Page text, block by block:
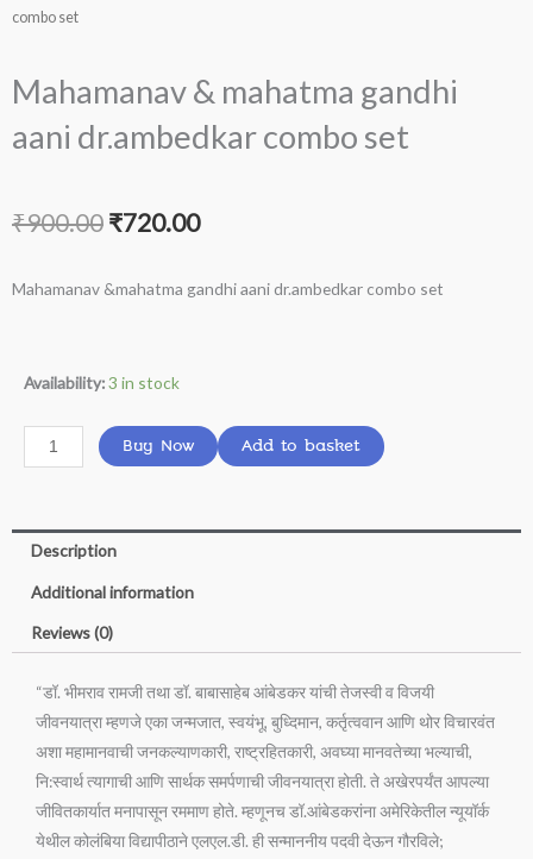
combo set
Mahamanav & mahatma gandhi
aani dr.ambedkar combo set
₹900.00 Original
₹720.00Current
Mahamanav &mahatma gandhi aani dr.ambedkar combo set
Availability:3 in stock
Mahamanav
mahatma
gandhi
dr.ambedkar
combo
set
Buy Now Add to basket
Description
Additional information
Reviews (0)
“डॉ. भीमराव रामजी तथा डॉ. बाबासाहेब आंबेडकर यांची तेजस्वी व विजयी
जीवनयात्रा म्हणजे एका जन्मजात, स्वयंभू, बुध्दिमान, कर्तृत्ववान आणि थोर विचारवंत
अशा महामानवाची जनकल्याणकारी, राष्ट्रहितकारी, अवघ्या मानवतेच्या भल्याची,
नि:स्वार्थ त्यागाची आणि सार्थक समर्पणाची जीवनयात्रा होती. ते अखेरपर्यंत आपल्या
जीवितकार्यात मनापासून रममाण होते. म्हणूनच डॉ.आंबेडकरांना अमेरिकेतील न्यूयॉर्क
येथील कोलंबिया विद्यापीठाने एलएल.डी. ही सन्माननीय पदवी देऊन गौरविले;